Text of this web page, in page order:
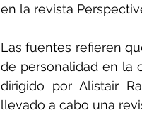
en la revista
Las fuentes refieren
de personalidad en la
dirigido por Alistair
llevado a cabo una